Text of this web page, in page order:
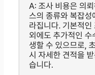
A: 조사 비용은 의
스의 종류와 복잡성
라집니다. 기본적인
외에도 추가적인 수
생할 수 있으므로,
시 자세한 견적을
습니다.